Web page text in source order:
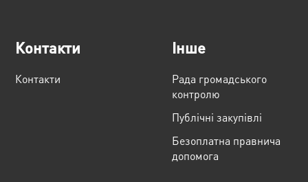
Контакти
Контакти
Інше
Рада громадського
контролю
Публічні закупівлі
Безоплатна правнича
допомога